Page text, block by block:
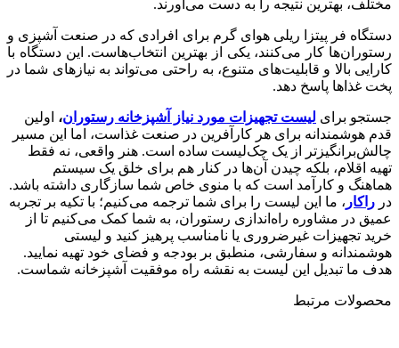
مختلف، بهترین نتیجه را به دست می‌آورند.
دستگاه فر پیتزا ریلی هوای گرم برای افرادی که در صنعت آشپزی و
رستوران‌ها کار می‌کنند، یکی از بهترین انتخاب‌هاست. این دستگاه با
کارایی بالا و قابلیت‌های متنوع، به راحتی می‌تواند به نیازهای شما در
پخت غذاها پاسخ دهد.
جستجو برای لیست تجهیزات مورد نیاز آشپزخانه رستوران، اولین
قدم هوشمندانه برای هر کارآفرین در صنعت غذاست، اما این مسیر
چالش‌برانگیزتر از یک چک‌لیست ساده است. هنر واقعی، نه فقط
تهیه اقلام، بلکه چیدن آن‌ها در کنار هم برای خلق یک سیستم
هماهنگ و کارآمد است که با منوی خاص شما سازگاری داشته باشد.
در راکار ، ما این لیست را برای شما ترجمه می‌کنیم؛ با تکیه بر تجربه
عمیق در مشاوره راه‌اندازی رستوران، به شما کمک می‌کنیم تا از
خرید تجهیزات غیرضروری یا نامناسب پرهیز کنید و لیستی
هوشمندانه و سفارشی، منطبق بر بودجه و فضای خود تهیه نمایید.
هدف ما تبدیل این لیست به نقشه راه موفقیت آشپزخانه شماست.
محصولات مرتبط